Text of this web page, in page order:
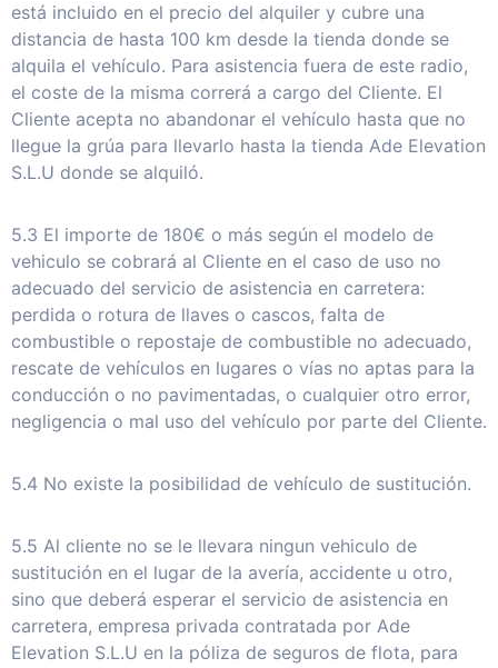
está incluido en el precio del alquiler y cubre una
distancia de hasta 100 km desde la tienda donde se
alquila el vehículo. Para asistencia fuera de este radio,
el coste de la misma correrá a cargo del Cliente. El
Cliente acepta no abandonar el vehículo hasta que no
llegue la grúa para llevarlo hasta la tienda Ade Elevation
S.L.U donde se alquiló.
5.3 El importe de 180€ o más según el modelo de
vehiculo se cobrará al Cliente en el caso de uso no
adecuado del servicio de asistencia en carretera:
perdida o rotura de llaves o cascos, falta de
combustible o repostaje de combustible no adecuado,
rescate de vehículos en lugares o vías no aptas para la
conducción o no pavimentadas, o cualquier otro error,
negligencia o mal uso del vehículo por parte del Cliente.
5.4 No existe la posibilidad de vehículo de sustitución.
5.5 Al cliente no se le llevara ningun vehiculo de
sustitución en el lugar de la avería, accidente u otro,
sino que deberá esperar el servicio de asistencia en
carretera, empresa privada contratada por Ade
Elevation S.L.U en la póliza de seguros de flota, para